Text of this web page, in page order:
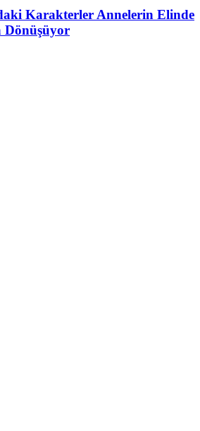
Karakterler Annelerin Elinde
Dönüşüyor